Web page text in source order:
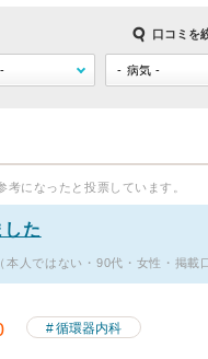
口コミを
考になったと投票しています。
た
本人ではない・90代・女性・掲載
循環器内科